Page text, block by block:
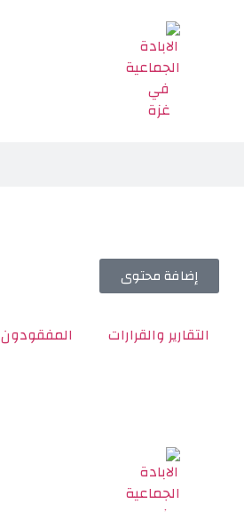
إضافة محتوى
التقارير والقرارات المفقودون